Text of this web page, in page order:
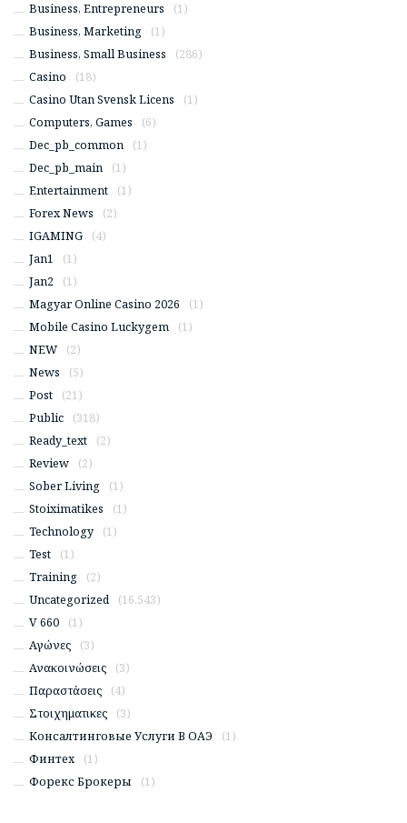
Business, Entrepreneurs
(1)
Business, Marketing
(1)
Business, Small Business
(286)
Casino
(18)
Casino Utan Svensk Licens
(1)
Computers, Games
(6)
Dec_pb_common
(1)
Dec_pb_main
(1)
Entertainment
(1)
Forex News
(2)
IGAMING
(4)
Jan1
(1)
Jan2
(1)
Magyar Online Casino 2026
(1)
Mobile Casino Luckygem
(1)
NEW
(2)
News
(5)
Post
(21)
Public
(318)
Ready_text
(2)
Review
(2)
Sober Living
(1)
Stoiximatikes
(1)
Technology
(1)
Test
(1)
Training
(2)
Uncategorized
(16,543)
V 660
(1)
Αγώνες
(3)
Ανακοινώσεις
(3)
Παραστάσεις
(4)
Στοιχηματικες
(3)
Консалтинговые Услуги В ОАЭ
(1)
Финтех
(1)
Форекс Брокеры
(1)